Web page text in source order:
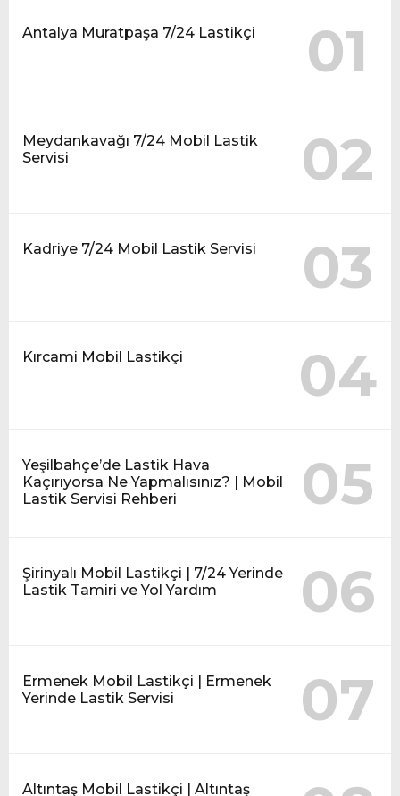
Antalya Muratpaşa 7/24 Lastikçi 01
Meydankavağı 7/24 Mobil Lastik
Servisi
02
Kadriye 7/24 Mobil Lastik Servisi 03
Kırcami Mobil Lastikçi 04
Yeşilbahçe’de Lastik Hava
Kaçırıyorsa Ne Yapmalısınız? | Mobil
Lastik Servisi Rehberi
05
Şirinyalı Mobil Lastikçi | 7/24 Yerinde
Lastik Tamiri ve Yol Yardım
06
Ermenek Mobil Lastikçi | Ermenek
Yerinde Lastik Servisi
07
Altıntaş Mobil Lastikçi | Altıntaş